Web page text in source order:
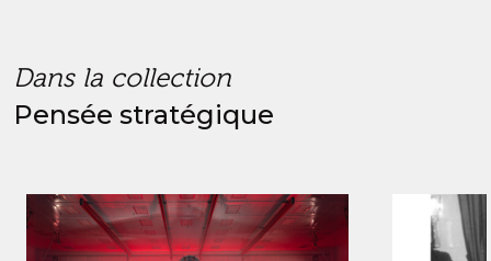
Dans la collection
Pensée stratégique